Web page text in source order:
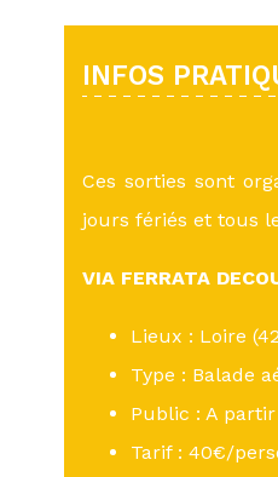
INFOS
Ces sorties sont
jours fériés et tous
VIA FERRATA
Lieux : Loire
Type : Balade
Public : A
Tarif : 40€/